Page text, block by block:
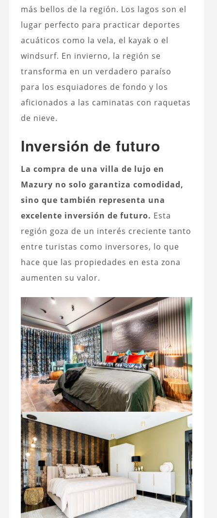
más bellos de la región. Los lagos son el
lugar perfecto para practicar deportes
acuáticos como la vela, el kayak o el
windsurf. En invierno, la región se
transforma en un verdadero paraíso
para los esquiadores de fondo y los
aficionados a las caminatas con raquetas
de nieve.
Inversión de futuro
La compra de una villa de lujo en
Mazury no solo garantiza comodidad,
sino que también representa una
excelente inversión de futuro. Esta
región goza de un interés creciente tanto
entre turistas como inversores, lo que
hace que las propiedades en esta zona
aumenten su valor.